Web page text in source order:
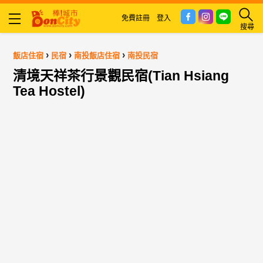
搜尋
免費註冊 登入
飯店住宿 › 民宿 ›南投飯店住宿 ›南投民宿
清境天祥茶行景觀民宿(Tian Hsiang
Tea Hostel)